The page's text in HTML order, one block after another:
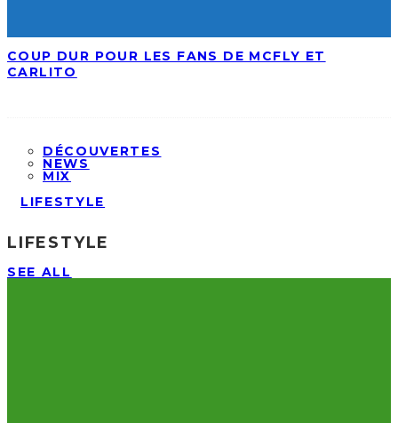
COUP DUR POUR LES FANS DE MCFLY ET
CARLITO
DÉCOUVERTES
NEWS
MIX
LIFESTYLE
LIFESTYLE
SEE ALL